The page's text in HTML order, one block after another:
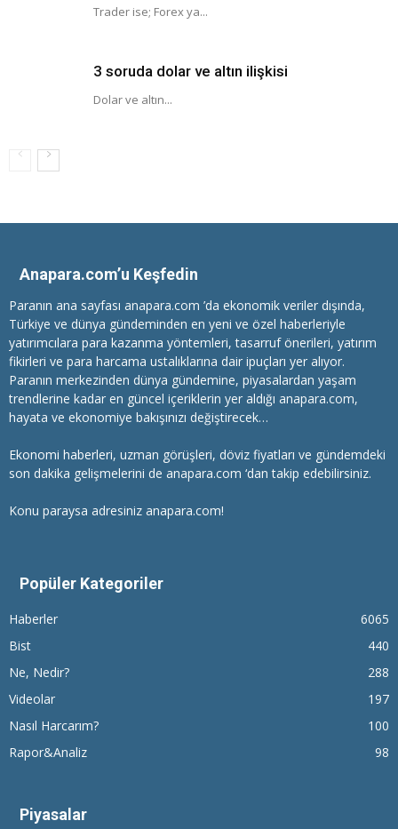
Trader ise; Forex ya...
3 soruda dolar ve altın ilişkisi
Dolar ve altın...
Anapara.com’u Keşfedin
Paranın ana sayfası anapara.com ’da ekonomik veriler dışında,
Türkiye ve dünya gündeminden en yeni ve özel haberleriyle
yatırımcılara para kazanma yöntemleri, tasarruf önerileri, yatırım
fikirleri ve para harcama ustalıklarına dair ipuçları yer alıyor.
Paranın merkezinden dünya gündemine, piyasalardan yaşam
trendlerine kadar en güncel içeriklerin yer aldığı anapara.com,
hayata ve ekonomiye bakışınızı değiştirecek…
Ekonomi haberleri, uzman görüşleri, döviz fiyatları ve gündemdeki
son dakika gelişmelerini de anapara.com ‘dan takip edebilirsiniz.
Konu paraysa adresiniz anapara.com!
Popüler Kategoriler
Haberler
6065
Bist
440
Ne, Nedir?
288
Videolar
197
Nasıl Harcarım?
100
Rapor&Analiz
98
Piyasalar